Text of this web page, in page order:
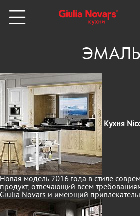
ЭМАЛЬ
Кухня
Новая модель 2016 года в стиле
продукт, отвечающий всем
Giulia Novars и имеющий